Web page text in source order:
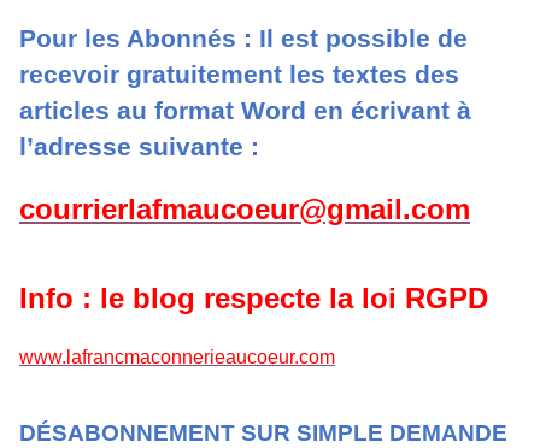
Pour les Abonnés : Il est possible de
recevoir gratuitement les textes des
articles au format Word en écrivant à
l’adresse suivante :
courrierlafmaucoeur@gmail.com
Info : le blog respecte la loi RGPD
www.lafrancmaconnerieaucoeur.com
DÉSABONNEMENT SUR SIMPLE DEMANDE